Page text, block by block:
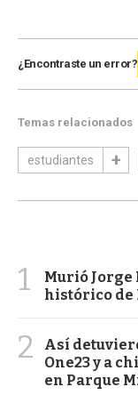
¿Encontraste un error?
Temas relacionados
estudiantes
1
Murió Jorge
histórico de
2
Así
One23 y a
en Parque